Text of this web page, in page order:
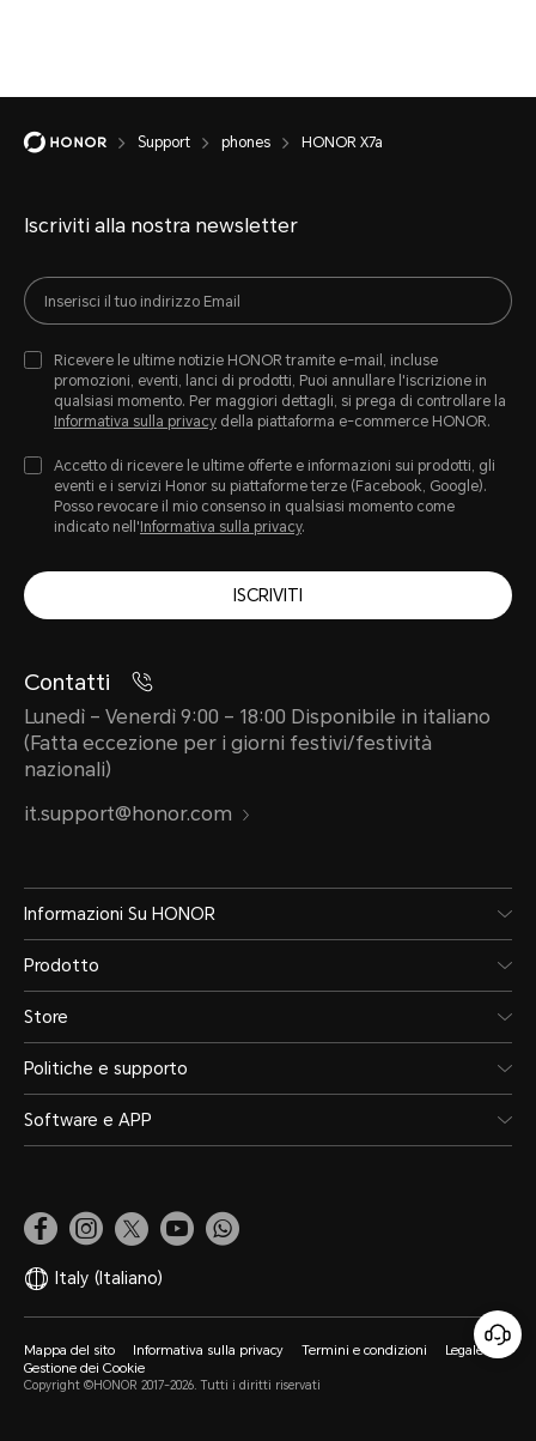
Support phones HONOR X7a
Iscriviti alla nostra newsletter
Ricevere le ultime notizie HONOR tramite e-mail, incluse
promozioni, eventi, lanci di prodotti, Puoi annullare l'iscrizione in
qualsiasi momento. Per maggiori dettagli, si prega di controllare la
Informativa sulla privacy della piattaforma e-commerce HONOR.
Accetto di ricevere le ultime offerte e informazioni sui prodotti, gli
eventi e i servizi Honor su piattaforme terze (Facebook, Google).
Posso revocare il mio consenso in qualsiasi momento come
indicato nell' Informativa sulla privacy.
ISCRIVITI
Contatti
Lunedì – Venerdì 9:00 – 18:00 Disponibile in italiano
(Fatta eccezione per i giorni festivi/festività
nazionali)
it.support@honor.com
Informazioni Su HONOR
Prodotto
Store
Politiche e supporto
Software e APP
Italy (Italiano)
Mappa del sito Informativa sulla privacy Termini e condizioni
Legale
Gestione dei Cookie
Copyright ©HONOR 2017-2026. Tutti i diritti riservati